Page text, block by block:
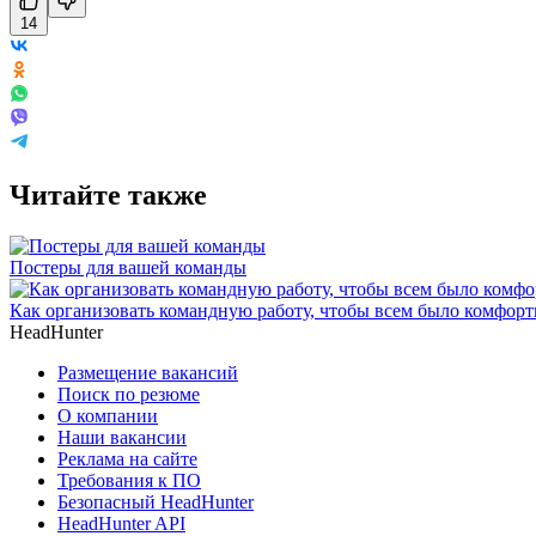
14
Читайте также
Постеры для вашей команды
Как организовать командную работу, чтобы всем было
HeadHunter
Размещение вакансий
Поиск по резюме
О компании
Наши вакансии
Реклама на сайте
Требования к ПО
Безопасный HeadHunter
HeadHunter API